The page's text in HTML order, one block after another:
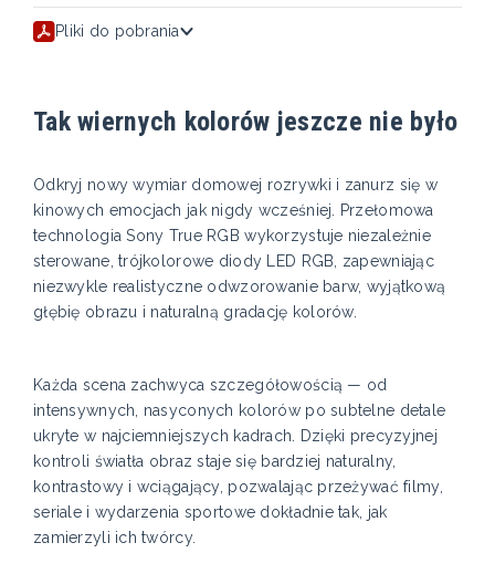
Pliki do pobrania
Tak wiernych kolorów jeszcze nie było
Odkryj nowy wymiar domowej rozrywki i zanurz się w
kinowych emocjach jak nigdy wcześniej. Przełomowa
technologia Sony True RGB wykorzystuje niezależnie
sterowane, trójkolorowe diody LED RGB, zapewniając
niezwykle realistyczne odwzorowanie barw, wyjątkową
głębię obrazu i naturalną gradację kolorów.
Każda scena zachwyca szczegółowością — od
intensywnych, nasyconych kolorów po subtelne detale
ukryte w najciemniejszych kadrach. Dzięki precyzyjnej
kontroli światła obraz staje się bardziej naturalny,
kontrastowy i wciągający, pozwalając przeżywać filmy,
seriale i wydarzenia sportowe dokładnie tak, jak
zamierzyli ich twórcy.